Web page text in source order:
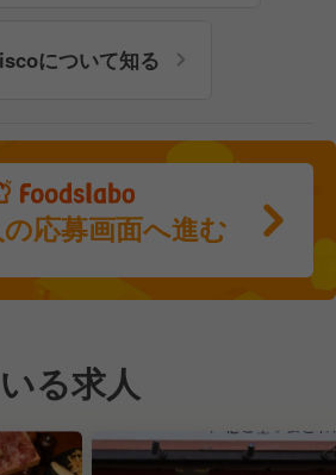
について知る
応募画面へ進む
る求人